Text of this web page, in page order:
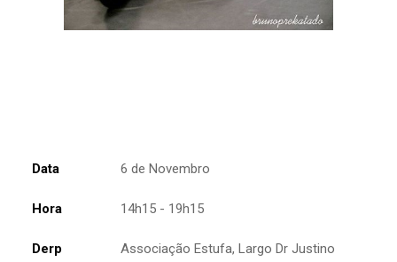
Data 6 de Novembro
Hora 14h15 - 19h15
Derp
Associação Estufa, Largo Dr Justino